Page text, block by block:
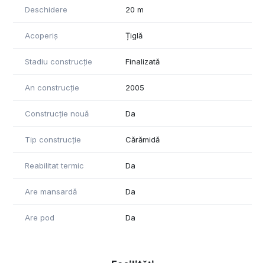
Deschidere 20 m
Acoperiș Țiglă
Stadiu construcție Finalizată
An construcție 2005
Construcție nouă Da
Tip construcție Cărămidă
Reabilitat termic Da
Are mansardă Da
Are pod Da